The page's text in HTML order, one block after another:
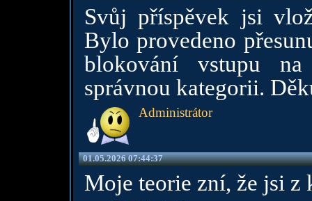
Svůj příspěvek jsi
Bylo provedeno
blokování vstupu
správnou kategorii.
Administrátor
01.05.2026 07:44:37
Moje teorie zní, že jsi z